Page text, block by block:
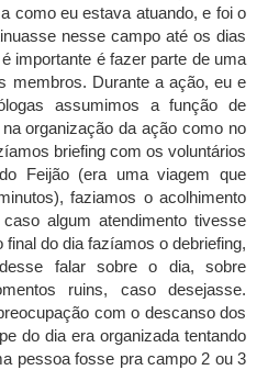
como eu estava atuando, e foi o
nesse campo até os dias
importante é fazer parte de uma
membros. Durante a ação, eu e
assumimos a função de
organização da ação como no
briefing com os voluntários
Feijão (era uma viagem que
faziamos o acolhimento
algum atendimento tivesse
do dia fazíamos o debriefing,
falar sobre o dia, sobre
ruins, caso desejasse.
com o descanso dos
do dia era organizada tentando
pessoa fosse pra campo 2 ou 3